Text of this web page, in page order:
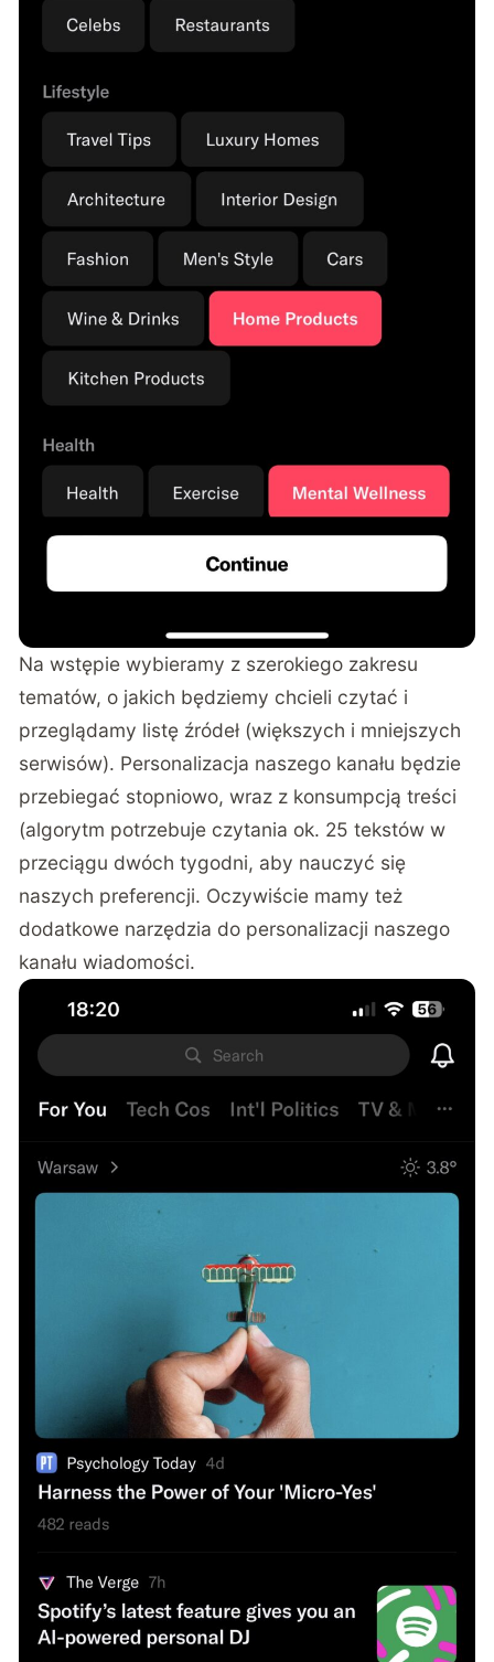
Na wstępie wybieramy z szerokiego zakresu
tematów, o jakich będziemy chcieli czytać i
przeglądamy listę źródeł (większych i mniejszych
serwisów). Personalizacja naszego kanału będzie
przebiegać stopniowo, wraz z konsumpcją treści
(algorytm potrzebuje czytania ok. 25 tekstów w
przeciągu dwóch tygodni, aby nauczyć się
naszych preferencji. Oczywiście mamy też
dodatkowe narzędzia do personalizacji naszego
kanału wiadomości.